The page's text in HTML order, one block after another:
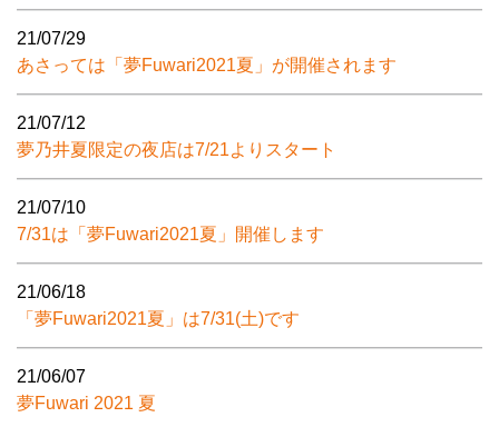
21/07/29
あさっては「夢Fuwari2021夏」が開催されます
21/07/12
夢乃井夏限定の夜店は7/21よりスタート
21/07/10
7/31は「夢Fuwari2021夏」開催します
21/06/18
「夢Fuwari2021夏」は7/31(土)です
21/06/07
夢Fuwari 2021 夏